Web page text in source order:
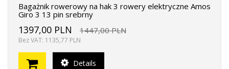
Bagażnik rowerowy na hak 3 rowery elektryczne Amos
Giro 3 13 pin srebrny
1397,00 PLN 1447,00 PLN
Bez VAT: 1135,77 PLN
Details